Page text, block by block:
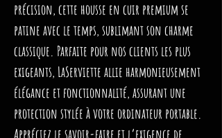
précision, cette housse en cuir premium se
patine avec le temps, sublimant son charme
classique. Parfaite pour nos clients les plus
exigeants, LaServiette allie harmonieusement
élégance et fonctionnalité, assurant une
protection stylée à votre ordinateur portable.
Appréciez le savoir-faire et l’exigence de